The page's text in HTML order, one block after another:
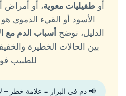
أو طفيليات معوية، أو أمراض
الأسود أو القيء الدموي
الدليل، نوضح أسباب الدم مع
بين الحالات الخطيرة
للطبيب
📢 دم في البراز = علامة خطر – لا